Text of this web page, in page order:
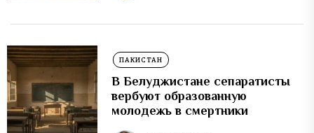
ПАКИСТАН
В Белуджистане сепаратисты
вербуют образованную
молодежь в смертники